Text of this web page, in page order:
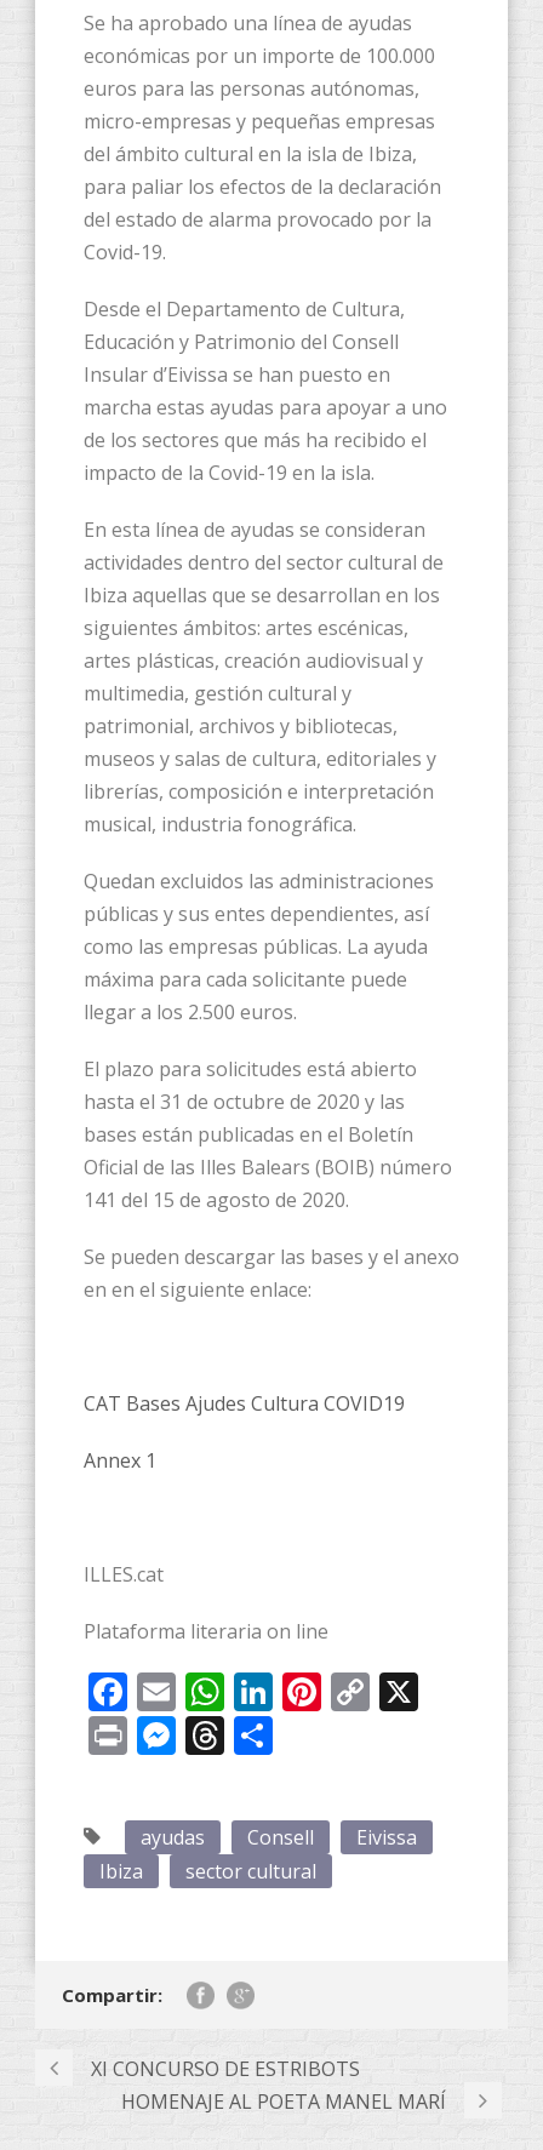
Se ha aprobado una línea de ayudas
económicas por un importe de 100.000
euros para las personas autónomas,
micro-empresas y pequeñas empresas
del ámbito cultural en la isla de Ibiza,
para paliar los efectos de la declaración
del estado de alarma provocado por la
Covid-19.
Desde el Departamento de Cultura,
Educación y Patrimonio del Consell
Insular d’Eivissa se han puesto en
marcha estas ayudas para apoyar a uno
de los sectores que más ha recibido el
impacto de la Covid-19 en la isla.
En esta línea de ayudas se consideran
actividades dentro del sector cultural de
Ibiza aquellas que se desarrollan en los
siguientes ámbitos: artes escénicas,
artes plásticas, creación audiovisual y
multimedia, gestión cultural y
patrimonial, archivos y bibliotecas,
museos y salas de cultura, editoriales y
librerías, composición e interpretación
musical, industria fonográfica.
Quedan excluidos las administraciones
públicas y sus entes dependientes, así
como las empresas públicas. La ayuda
máxima para cada solicitante puede
llegar a los 2.500 euros.
El plazo para solicitudes está abierto
hasta el 31 de octubre de 2020 y las
bases están publicadas en el Boletín
Oficial de las Illes Balears (BOIB) número
141 del 15 de agosto de 2020.
Se pueden descargar las bases y el anexo
en en el siguiente enlace:
CAT Bases Ajudes Cultura COVID19
Annex 1
ILLES.cat
Plataforma literaria on line
Facebook
EmailWhatsApp
LinkedIn
Pinterest
Copy
PrintMessenger
Threads
ayudas Consell
Eivissa
Ibiza
sector cultural
Compartir:
XI CONCURSO DE ESTRIBOTS
HOMENAJE AL POETA MANEL MARÍ